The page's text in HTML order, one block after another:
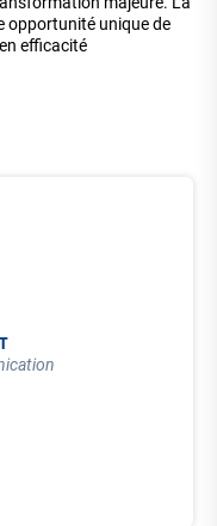
opportunité unique de
efficacité